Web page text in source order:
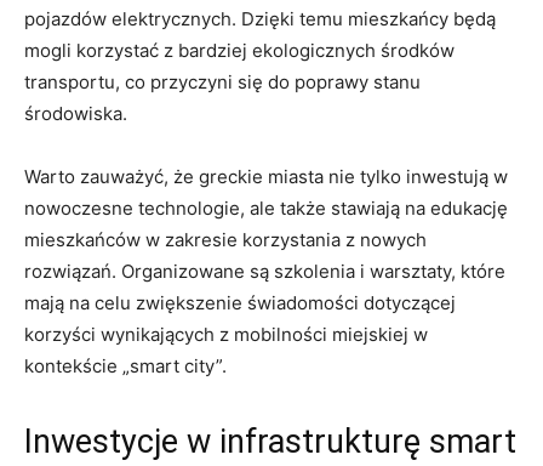
pojazdów elektrycznych. Dzięki temu mieszkańcy będą
mogli korzystać z bardziej ekologicznych środków
transportu, co przyczyni się do poprawy stanu
środowiska.
Warto zauważyć, że greckie miasta nie tylko inwestują w
nowoczesne technologie, ale także stawiają na edukację
mieszkańców w zakresie korzystania z nowych
rozwiązań. Organizowane są szkolenia i warsztaty, które
mają na celu zwiększenie świadomości dotyczącej
korzyści wynikających z mobilności miejskiej w
kontekście „smart city”.
Inwestycje w infrastrukturę smart